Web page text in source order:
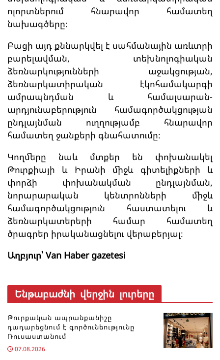
ոլորտներում հնարավոր համատեղ
նախագծերը։
Բացի այդ քննարկվել է սահմանային առևտրի
բարելավման, տեխնոլոգիական
ձեռնարկությունների աջակցության,
ձեռնարկատիրական էկոհամակարգի
ամրապնդման և համալսարան-
արդյունաբերություն համագործակցության
ընդլայնման ուղղությամբ հնարավոր
համատեղ ջանքերի գնահատումը։
Կողմերը նաև մտքեր են փոխանակել
Թուրքիայի և Իրանի միջև գիտելիքների և
փորձի փոխանակման ընդլայնման,
նորարարական կենտրոնների միջև
համագործակցություն հաստատելու և
ձեռնարկատերերի համար համատեղ
ծրագրեր իրականացնելու վերաբերյալ։
Աղբյուր՝ Van Haber gazetesi
Ենթաբաժնի վերջին լուրերը
Թուրքական ապրանքանիշը
դադարեցնում է գործունեությունը
Ռուսաստանում
07.08.2026